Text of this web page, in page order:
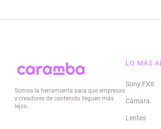
Somos la herramienta para que empresas
y creadores de contenido lleguen más
lejos.
LO MÁS
Sony FX6
Cámara
Lentes